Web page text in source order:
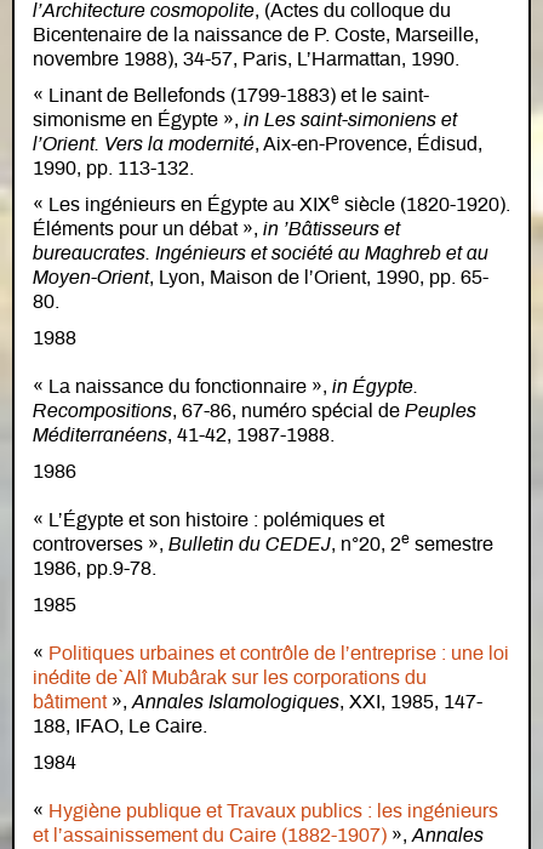
l’Architecture cosmopolite, (Actes du colloque du
Bicentenaire de la naissance de P. Coste, Marseille,
novembre 1988), 34-57, Paris, L’Harmattan, 1990.
« Linant de Bellefonds (1799-1883) et le saint-
simonisme en Égypte », in Les saint-simoniens et
l’Orient. Vers la modernité, Aix-en-Provence, Édisud,
1990, pp. 113-132.
« Les ingénieurs en Égypte au XIXe siècle (1820-1920).
Éléments pour un débat », in ’Bâtisseurs et
bureaucrates. Ingénieurs et société au Maghreb et au
Moyen-Orient, Lyon, Maison de l’Orient, 1990, pp. 65-
80.
1988
« La naissance du fonctionnaire », in Égypte.
Recompositions, 67-86, numéro spécial de Peuples
Méditerranéens, 41-42, 1987-1988.
1986
« L’Égypte et son histoire : polémiques et
controverses », Bulletin du CEDEJ, n°20, 2e semestre
1986, pp.9-78.
1985
« Politiques urbaines et contrôle de l’entreprise : une loi
inédite de`Alî Mubârak sur les corporations du
bâtiment», Annales Islamologiques, XXI, 1985, 147-
188, IFAO, Le Caire.
1984
« Hygiène publique et Travaux publics : les ingénieurs
et l’assainissement du Caire (1882-1907) », Annales